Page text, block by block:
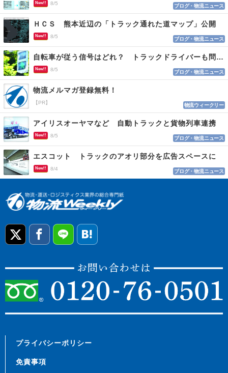
New!! 8/5 ブログ・物流ニュース
ＨＣＳ 熊本近辺の「トラック通れた道マップ」公開
New!! 8/5 ブログ・物流ニュース
自転車が従う信号はどれ？ トラックドライバーも問われる認識
New!! 8/5 ブログ・物流ニュース
物流メルマガ登録無料！
【PR】 物流ウィークリー
アイリスオーヤマなど 自動トラックと貨物列車連携
New!! 8/5 ブログ・物流ニュース
エスコット トラックのアオリ部分を広告スペースに
New!! 8/4 ブログ・物流ニュース
プライバシーポリシー
免責事項